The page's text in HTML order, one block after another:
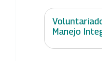
Manejo